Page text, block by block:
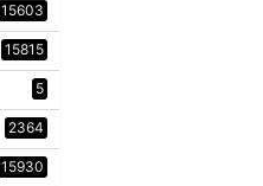
15603
15815
5
2364
15930